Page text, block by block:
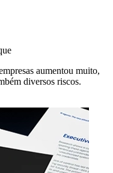
aumentou muito,
diversos riscos.